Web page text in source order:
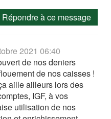
Répondre à ce message
2021 06:40
de nos deniers
de nos caisses !
aille ailleurs lors des
IGF, à vos
utilisation de nos